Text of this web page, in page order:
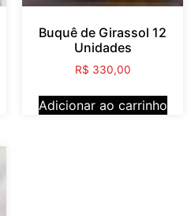
Buquê de Girassol 12
Unidades
R$ 330,00
Adicionar ao carrinho